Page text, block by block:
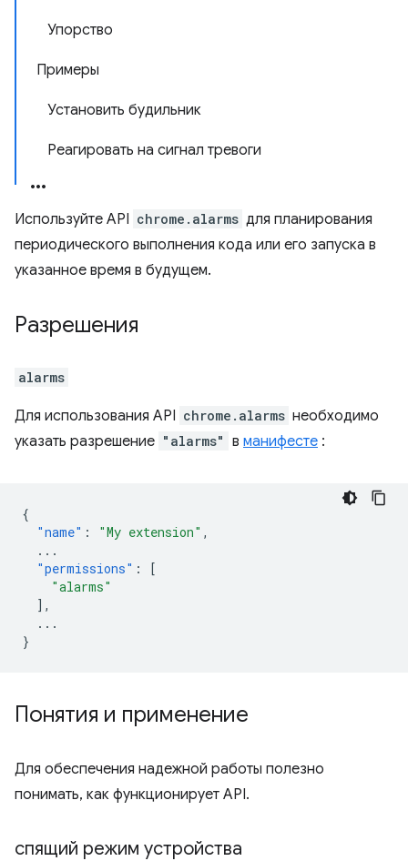
Упорство
Примеры
Установить будильник
Реагировать на сигнал тревоги
Используйте API chrome.alarms для планирования
периодического выполнения кода или его запуска в
указанное время в будущем.
Разрешения
alarms
Для использования API chrome.alarms необходимо
указать разрешение "alarms" в манифесте :
{
"name" : "My extension" ,
...
"permissions" :
[
"alarms"
],
...
}
Понятия и применение
Для обеспечения надежной работы полезно
понимать, как функционирует API.
спящий режим устройства